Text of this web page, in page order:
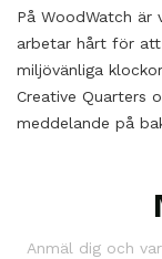
På WoodWatch är
arbetar hårt för att
miljövänliga
Creative Quarters
meddelande på
Anmäl dig och